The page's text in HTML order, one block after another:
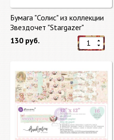
Бумага "Солис" из коллекции
Звездочет "Stargazer"
130 руб.